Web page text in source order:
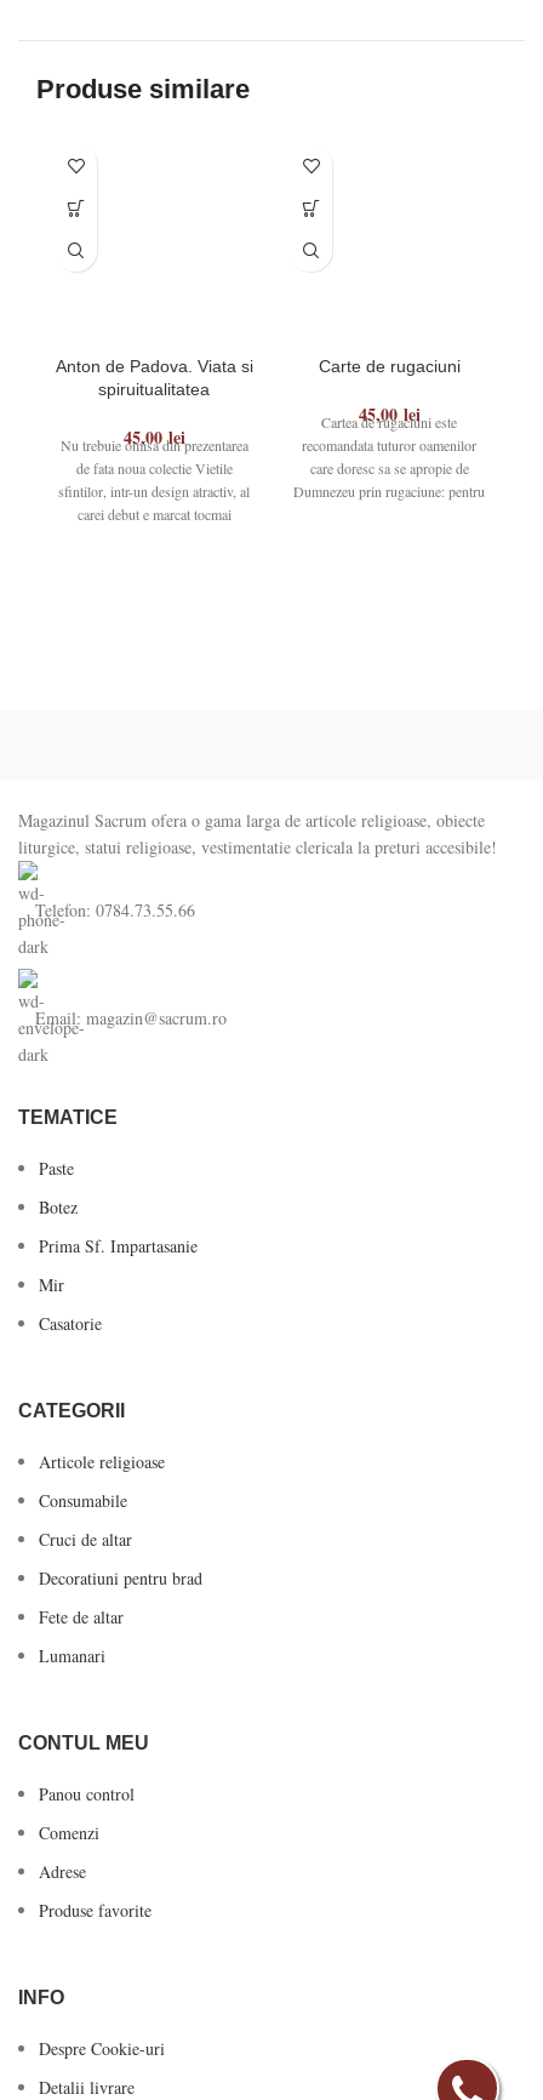
Produse similare
Anton de Padova. Viata si
spiruitualitatea
45,00lei
Nu trebuie omisa din prezentarea
de fata noua colectie Vietile
sfintilor, intr-un design atractiv, al
carei debut e marcat tocmai
Carte de rugaciuni
45,00 lei
Cartea de rugaciuni este
recomandata tuturor oamenilor
care doresc sa se apropie de
Dumnezeu prin rugaciune: pentru
Magazinul Sacrum ofera o gama larga de articole religioase, obiecte
liturgice, statui religioase, vestimentatie clericala la preturi accesibile!
Telefon: 0784.73.55.66
Email: magazin@sacrum.ro
TEMATICE
Paste
Botez
Prima Sf. Impartasanie
Mir
Casatorie
CATEGORII
Articole religioase
Consumabile
Cruci de altar
Decoratiuni pentru brad
Fete de altar
Lumanari
CONTUL MEU
Panou control
Comenzi
Adrese
Produse favorite
INFO
Despre Cookie-uri
Detalii livrare